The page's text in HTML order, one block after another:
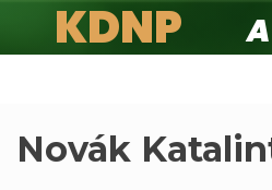
KDNP
A családokért.
Novák